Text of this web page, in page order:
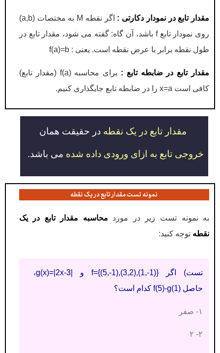
مقدار تابع در نمودار دکارتی :
اگر نقطه M به مختصات (a,b)
روی نمودار تابع f باشد، آن گاه: گفته می شود، مقدار تابع در
طول نقطه برابر با عرض نقطه است. یعنی : f(a)=b
مقدار تابع در ضابطه تابع :
برای محاسبه f(a) (مقدار تابع)
کافی است x=a را در ضابطه تابع جایگذاری کنیم.
مقدار تابع در یک نقطه در حقیقت همان
خروجی تابع به ازای ورودی داده شده می باشد.
نمونه تست مقدار تابع در یک نقطه
به نمونه تست زیر در مورد محاسبه مقدار تابع در یک
نقطه توجه کنید:
تست) اگر f={(5,-1),(3,2),(1,-1)} و |g(x)=|2x-3،
حاصل f(5)-g(1) کدام است؟
۱- صفر
۲- ۲